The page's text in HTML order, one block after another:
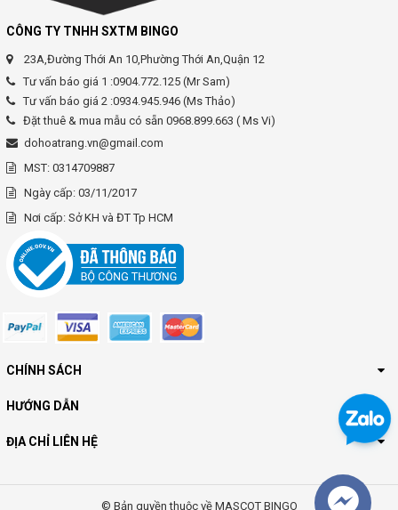
CÔNG TY TNHH SXTM BINGO
23A,Đường Thới An 10,Phường Thới An,Quận 12
Tư vấn báo giá 1 :0904.772.125 (Mr Sam)
Tư vấn báo giá 2 :0934.945.946 (Ms Thảo)
Đặt thuê & mua mẫu có sẵn 0968.899.663 ( Ms Vi)
dohoatrang.vn@gmail.com
MST: 0314709887
Ngày cấp: 03/11/2017
Nơi cấp: Sở KH và ĐT Tp HCM
CHÍNH SÁCH
HƯỚNG DẪN
ĐỊA CHỈ LIÊN HỆ
© Bản quyền thuộc về MASCOT BINGO